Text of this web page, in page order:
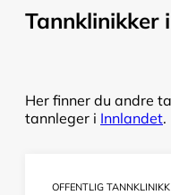
Tannklinikker
Her finner du andre
tannleger i Innlandet.
OFFENTLIG